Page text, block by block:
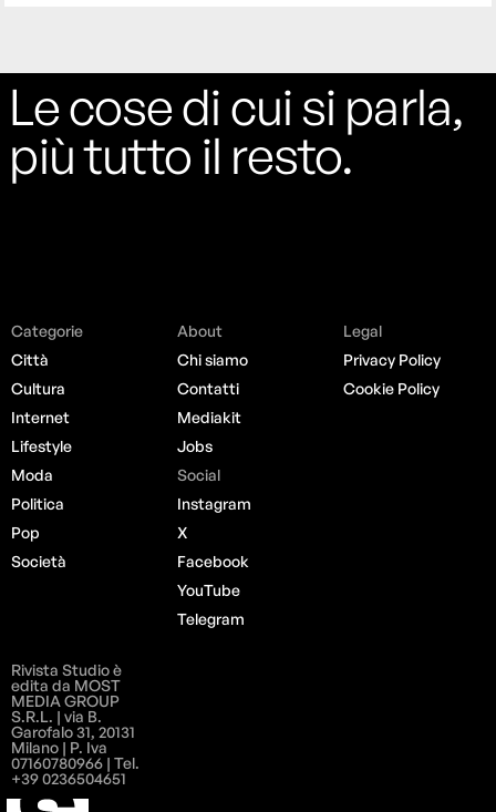
Le cose di cui si parla,
più tutto il resto.
Categorie
Città
Cultura
Internet
Lifestyle
Moda
Politica
Pop
Società
About
Chi siamo
Contatti
Mediakit
Jobs
Social
Instagram
X
Facebook
YouTube
Telegram
Legal
Privacy Policy
Cookie Policy
Rivista Studio è
edita da MOST
MEDIA GROUP
S.R.L. | via B.
Garofalo 31, 20131
Milano | P. Iva
07160780966 | Tel.
+39 0236504651